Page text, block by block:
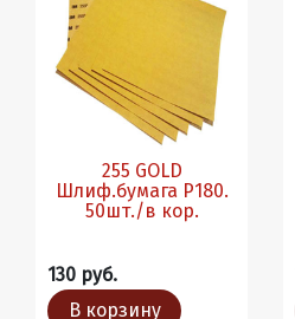
255 GOLD
Шлиф.бумага Р180.
50шт./в кор.
130 руб.
В корзину